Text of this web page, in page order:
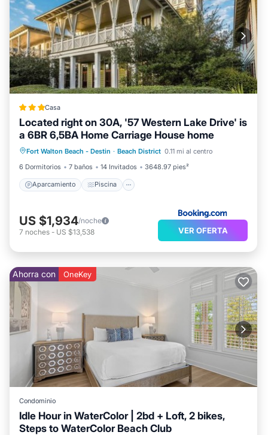
Casa
Located right on 30A, '57 Western Lake Drive' is
a 6BR 6,5BA Home Carriage House home
Fort Walton Beach - Destin · Beach District 0.11 mi al centro
6 Dormitorios
7 baños 14 Invitados 3648.97 pies²
Aparcamiento Piscina
Aparcamiento
Piscina
Aire acondicionado
Internet
US $1,934/noche
7 noches - US $13,538 VER OFERTA
Ahorra con OneKey
Condominio
Idle Hour in WaterColor | 2bd + Loft, 2 bikes,
Steps to WaterColor Beach Club